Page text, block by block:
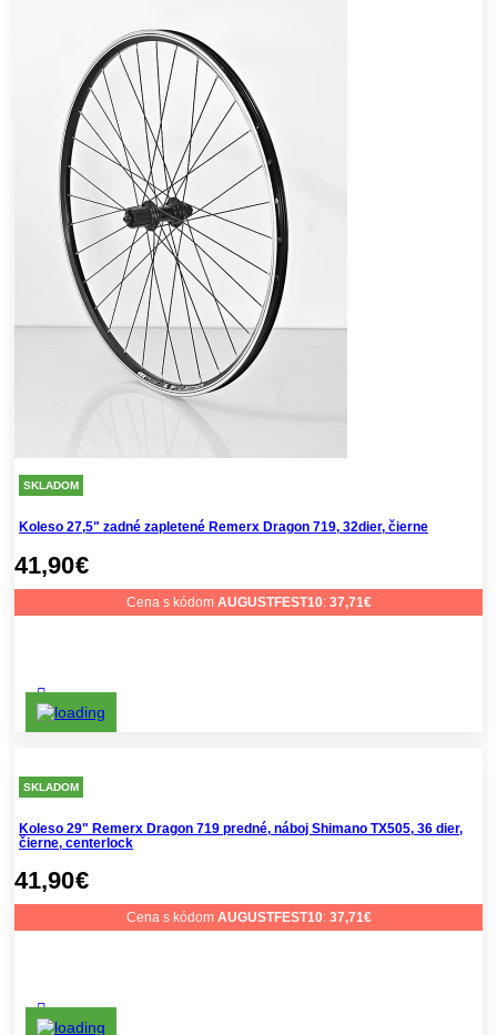
SKLADOM
Koleso 27,5" zadné zapletené Remerx Dragon 719, 32dier, čierne
41,90€
Cena s kódom AUGUSTFEST10: 37,71€
SKLADOM
Koleso 29" Remerx Dragon 719 predné, náboj Shimano TX505, 36 dier,
čierne, centerlock
41,90€
Cena s kódom AUGUSTFEST10: 37,71€